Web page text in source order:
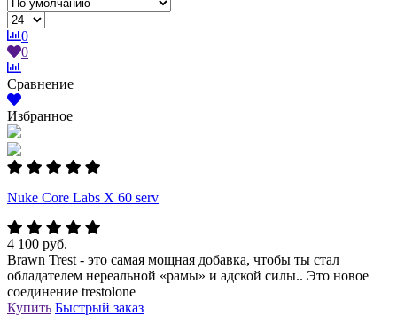
0
0
Сравнение
Избранное
Nuke Core Labs X 60 serv
4 100 руб.
Brawn Trest - это самая мощная добавка, чтобы ты стал
обладателем нереальной «рамы» и адской силы.. Это новое
соединение trestolone
Купить Быстрый заказ